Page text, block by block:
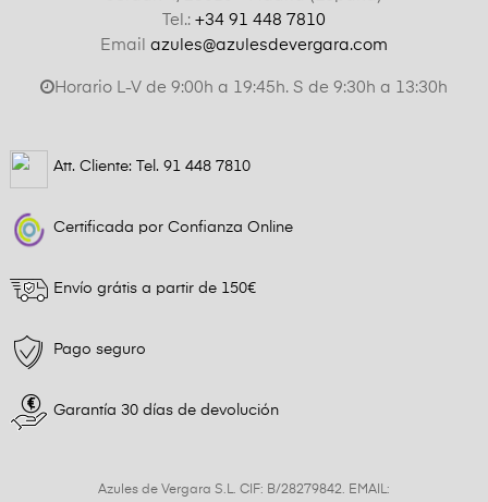
Tel.: +34 91 448 7810
Email azules@azulesdevergara.com
Horario L-V de 9:00h a 19:45h. S de 9:30h a 13:30h
Att. Cliente: Tel. 91 448 7810
Certificada por Confianza Online
Envío grátis a partir de 150€
Pago seguro
Garantía 30 días de devolución
Azules de Vergara S.L. CIF: B/28279842. EMAIL: